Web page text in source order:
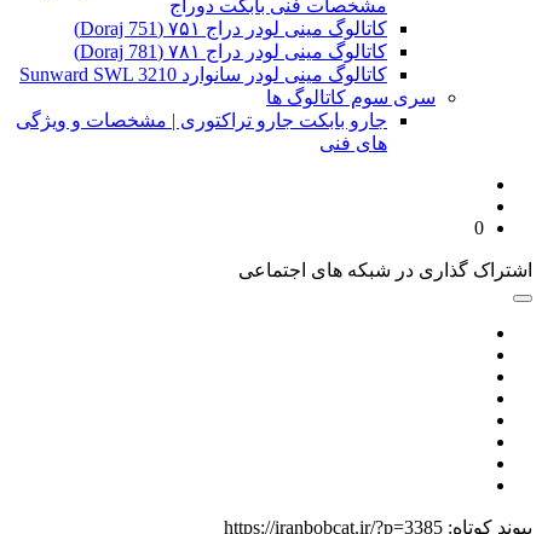
مشخصات فنی بابکت دوراج
کاتالوگ مینی لودر دراج ۷۵۱ (Doraj 751)
کاتالوگ مینی لودر دراج ۷۸۱ (Doraj 781)
کاتالوگ مینی لودر سانوارد Sunward SWL 3210
سری سوم کاتالوگ ها
جارو بابکت جارو تراکتوری | مشخصات و ویژگی
های فنی
0
اشتراک گذاری در شبکه های اجتماعی
پیوند کوتاه: https://iranbobcat.ir/?p=3385